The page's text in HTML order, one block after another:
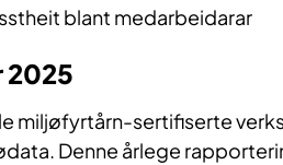
blant medarbeidarar
2025
miljøfyrtårn-sertifiserte
Denne årlege